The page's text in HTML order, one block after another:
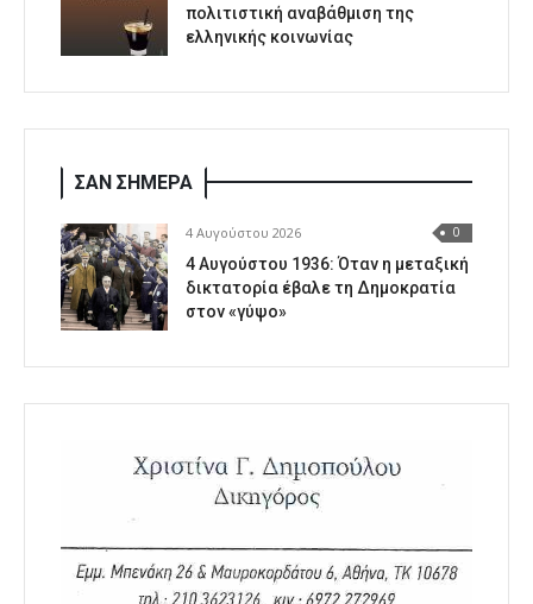
πολιτιστική αναβάθμιση της
ελληνικής κοινωνίας
ΣΑΝ ΣΗΜΕΡΑ
4 Αυγούστου 2026 0
4 Αυγούστου 1936: Όταν η μεταξική
δικτατορία έβαλε τη Δημοκρατία
στον «γύψο»